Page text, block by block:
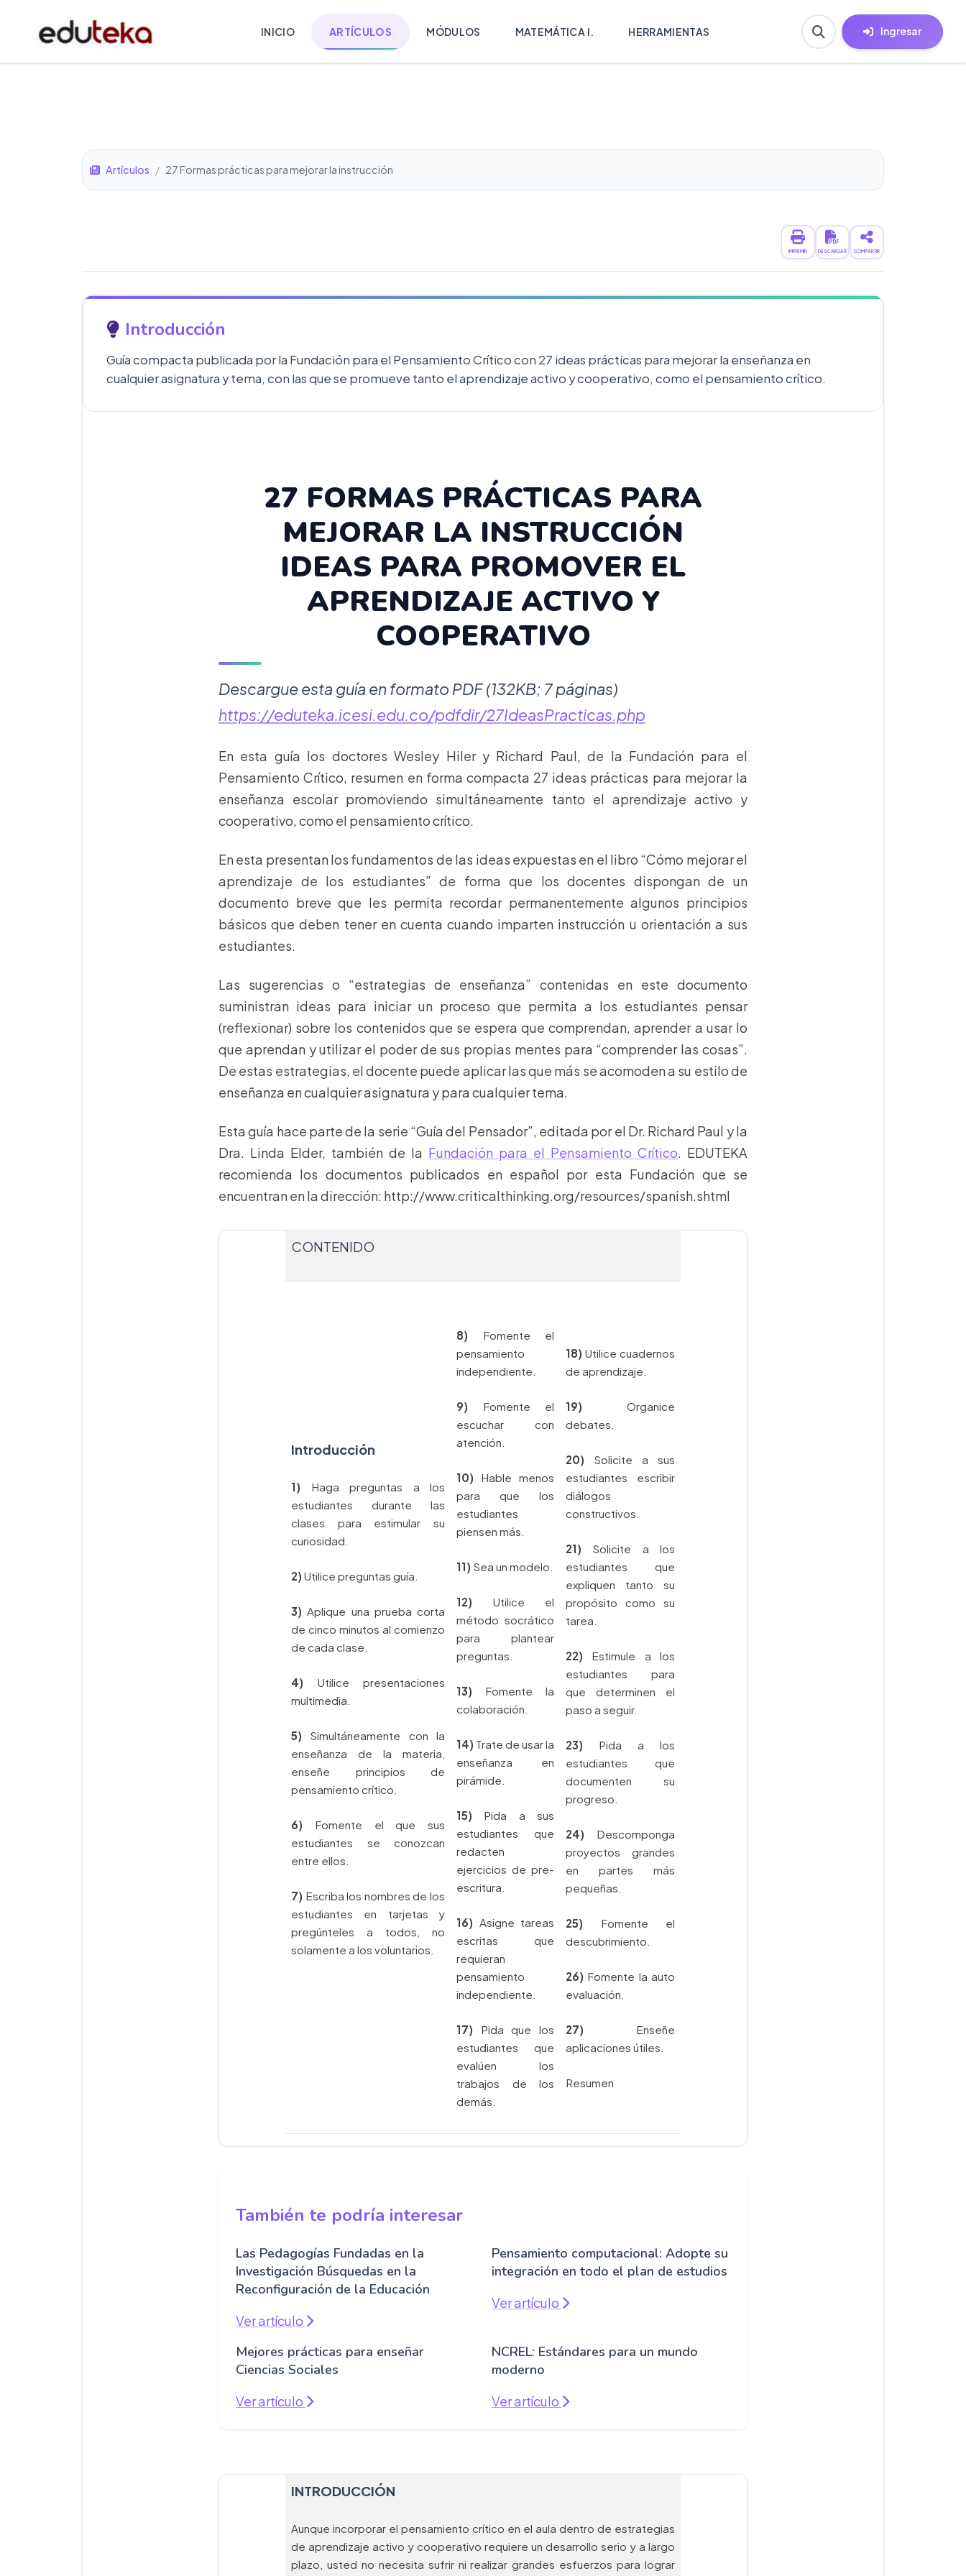
INICIO ARTÍCULOS MÓDULOS MATEMÁTICA I. HERRAMIENTAS Ingresar
Artículos / 27 Formas prácticas para mejorar la instrucción
IMPRIMIR DESCARGAR COMPARTIR
Introducción
Guía compacta publicada por la Fundación para el Pensamiento Crítico con 27 ideas prácticas para mejorar la enseñanza en
cualquier asignatura y tema, con las que se promueve tanto el aprendizaje activo y cooperativo, como el pensamiento crítico.
27 FORMAS PRÁCTICAS PARA
MEJORAR LA INSTRUCCIÓN
IDEAS PARA PROMOVER EL
APRENDIZAJE ACTIVO Y
COOPERATIVO
Descargue esta guía en formato PDF (132KB; 7 páginas)
https://eduteka.icesi.edu.co/pdfdir/27IdeasPracticas.php
En esta guía los doctores Wesley Hiler y Richard Paul, de la Fundación para el
Pensamiento Crítico, resumen en forma compacta 27 ideas prácticas para mejorar la
enseñanza escolar promoviendo simultáneamente tanto el aprendizaje activo y
cooperativo, como el pensamiento crítico.
En esta presentan los fundamentos de las ideas expuestas en el libro “Cómo mejorar el
aprendizaje de los estudiantes” de forma que los docentes dispongan de un
documento breve que les permita recordar permanentemente algunos principios
básicos que deben tener en cuenta cuando imparten instrucción u orientación a sus
estudiantes.
Las sugerencias o “estrategias de enseñanza” contenidas en este documento
suministran ideas para iniciar un proceso que permita a los estudiantes pensar
(reflexionar) sobre los contenidos que se espera que comprendan, aprender a usar lo
que aprendan y utilizar el poder de sus propias mentes para “comprender las cosas”.
De estas estrategias, el docente puede aplicar las que más se acomoden a su estilo de
enseñanza en cualquier asignatura y para cualquier tema.
Esta guía hace parte de la serie “Guía del Pensador”, editada por el Dr. Richard Paul y la
Dra. Linda Elder, también de la Fundación para el Pensamiento Crítico. EDUTEKA
recomienda los documentos publicados en español por esta Fundación que se
encuentran en la dirección: http://www.criticalthinking.org/resources/spanish.shtml
CONTENIDO
Introducción
1) Haga preguntas a los
estudiantes durante las
clases para estimular su
curiosidad.
2) Utilice preguntas guía.
3) Aplique una prueba corta
de cinco minutos al comienzo
de cada clase.
4) Utilice presentaciones
multimedia.
5) Simultáneamente con la
enseñanza de la materia,
enseñe principios de
pensamiento crítico.
6) Fomente el que sus
estudiantes se conozcan
entre ellos.
7) Escriba los nombres de los
estudiantes en tarjetas y
pregúnteles a todos, no
solamente a los voluntarios.
8) Fomente el
pensamiento
independiente.
9) Fomente el
escuchar con
atención.
10) Hable menos
para que los
estudiantes
piensen más.
11) Sea un modelo.
12) Utilice el
método socrático
para plantear
preguntas.
13) Fomente la
colaboración.
14) Trate de usar la
enseñanza en
pirámide.
15) Pida a sus
estudiantes que
redacten
ejercicios de pre-
escritura.
16) Asigne tareas
escritas que
requieran
pensamiento
independiente.
17) Pida que los
estudiantes que
evalúen los
trabajos de los
demás.
18) Utilice cuadernos
de aprendizaje.
19) Organice
debates.
20) Solicite a sus
estudiantes escribir
diálogos
constructivos.
21) Solicite a los
estudiantes que
expliquen tanto su
propósito como su
tarea.
22) Estimule a los
estudiantes para
que determinen el
paso a seguir.
23) Pida a los
estudiantes que
documenten su
progreso.
24) Descomponga
proyectos grandes
en partes más
pequeñas.
25) Fomente el
descubrimiento.
26) Fomente la auto
evaluación.
27) Enseñe
aplicaciones útiles.
Resumen
También te podría interesar
Las Pedagogías Fundadas en la
Investigación Búsquedas en la
Reconfiguración de la Educación
Ver artículo
Pensamiento computacional: Adopte su
integración en todo el plan de estudios
Ver artículo
Mejores prácticas para enseñar
Ciencias Sociales
Ver artículo
NCREL: Estándares para un mundo
moderno
Ver artículo
INTRODUCCIÓN
Aunque incorporar el pensamiento crítico en el aula dentro de estrategias
de aprendizaje activo y cooperativo requiere un desarrollo serio y a largo
plazo, usted no necesita sufrir ni realizar grandes esfuerzos para lograr